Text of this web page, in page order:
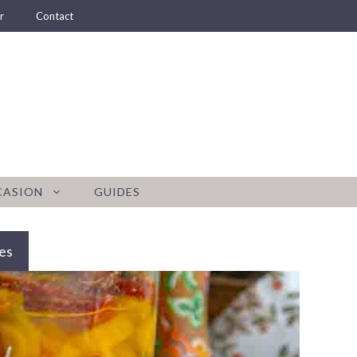
Contact
GUIDES